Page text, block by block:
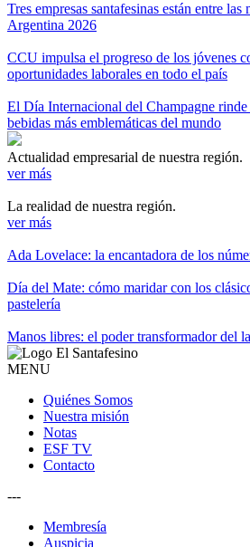
Tres empresas santafesinas están entre las
Argentina 2026
CCU impulsa el progreso de los jóvenes
oportunidades laborales en todo el país
El Día Internacional del Champagne rinde
bebidas más emblemáticas del mundo
Actualidad empresarial de nuestra región.
ver más
La realidad de nuestra región.
ver más
Ada Lovelace: la encantadora de los
Día del Mate: cómo maridar con los
pastelería
Manos libres: el poder transformador del
MENU
Quiénes Somos
Nuestra misión
Notas
ESF TV
Contacto
---
Membresía
Auspicia